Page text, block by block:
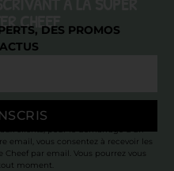
CHEEFDES PROMOS
clients, pour le démarrage d’un
email, vous consentez à recevoir les
par email. Vous pourrez vous
moment.